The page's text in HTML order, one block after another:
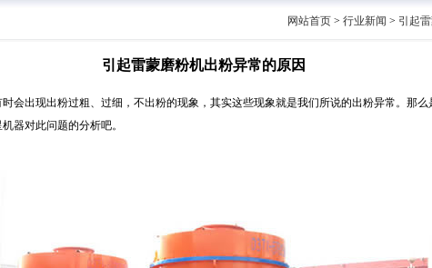
网站首页> 行业新闻 > 引起
引起雷蒙磨粉机出粉异常的原因
会出现出粉过粗、过细，不出粉的现象，其实这些现象就是我们所说的出粉异常。那
器对此问题的分析吧。